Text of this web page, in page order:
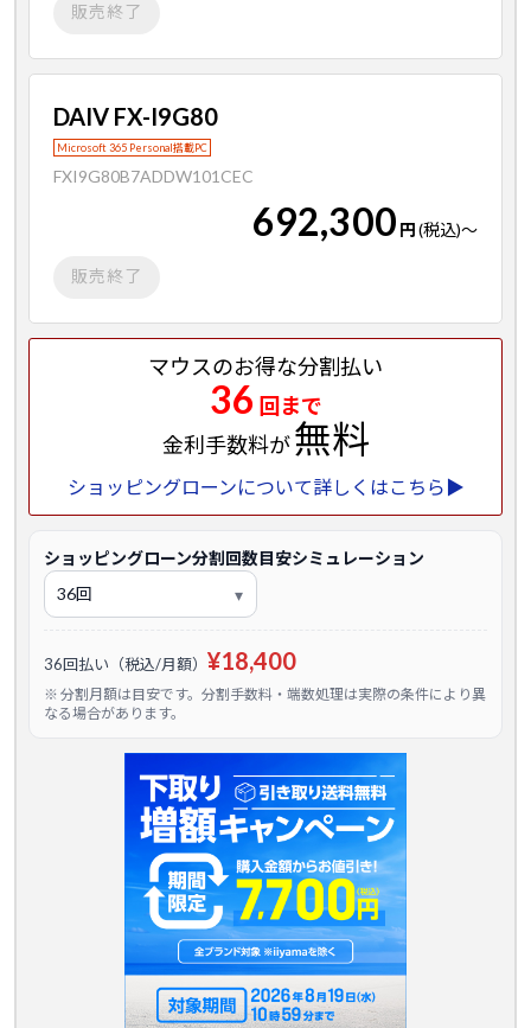
販売終了
DAIV FX-I9G80
Microsoft 365 Personal搭載PC
FXI9G80B7ADDW101CEC
692,300 円(税込)～
販売終了
マウスのお得な分割払い
36 回まで
金利手数料が無料
ショッピングローンについて詳しくはこちら▶
ショッピングローン分割回数目安シミュレーション
36回払い（税込/月額） ¥18,400
※ 分割月額は目安です。分割手数料・端数処理は実際の条件により異
なる場合があります。